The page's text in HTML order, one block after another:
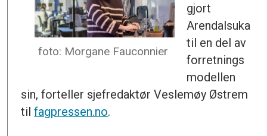
foto: Morgane Fauconnier
gjort
Arendalsuka
til en del av
forretnings
modellen
sin, forteller sjefredaktør Veslemøy Østrem
tilfagpressen.no.